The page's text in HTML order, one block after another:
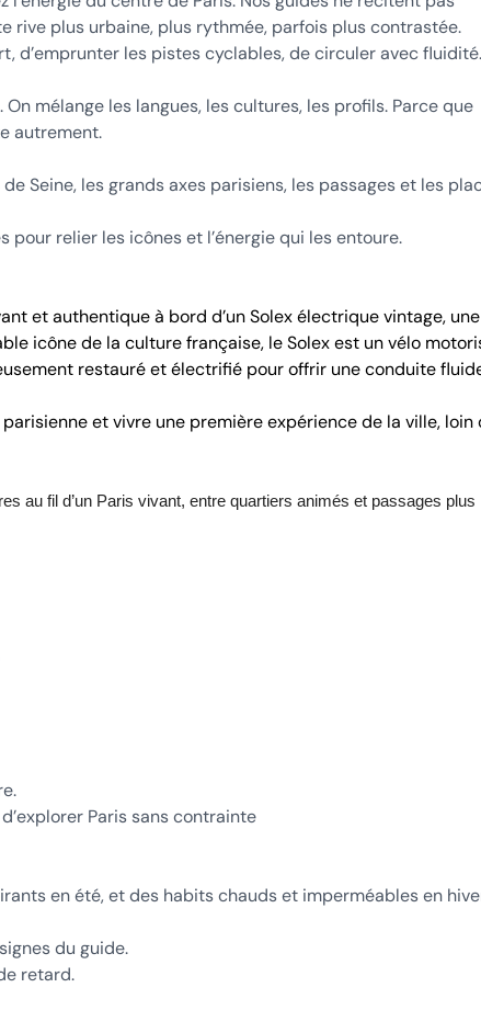
rive plus urbaine, plus rythmée, parfois plus contrastée.
d’emprunter les pistes cyclables, de circuler avec
mélange les langues, les cultures, les profils. Parce que
autrement.
Seine, les grands axes parisiens, les passages et les
relier les icônes et l’énergie qui les entoure.
et authentique à bord d’un Solex électrique vintage, une
icône de la culture française, le Solex est un vélo
restauré et électrifié pour offrir une conduite
et vivre une première expérience de la ville, loin
au fil d’un Paris vivant, entre quartiers animés et passages plus
Paris sans contrainte
en été, et des habits chauds et imperméables en
du guide.
retard.